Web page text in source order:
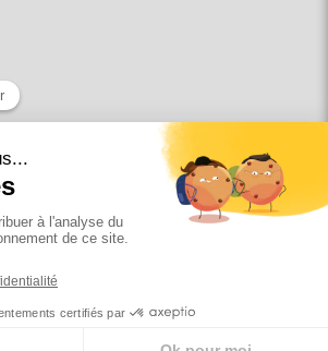
Générales Utilisation
confidentialité et charte cookie
déontologique
Ordre national
chirurgiens dentistes